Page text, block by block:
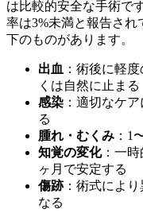
は比較的安全な手術です
率は3%未満と報告さ
下のものがあります。
出血 ：術後に軽
くは自然に止まる
感染 ：適切なケ
る
腫れ・むくみ ：1
知覚の変化：一時
ヶ月で安定する
傷跡：術式により
なる